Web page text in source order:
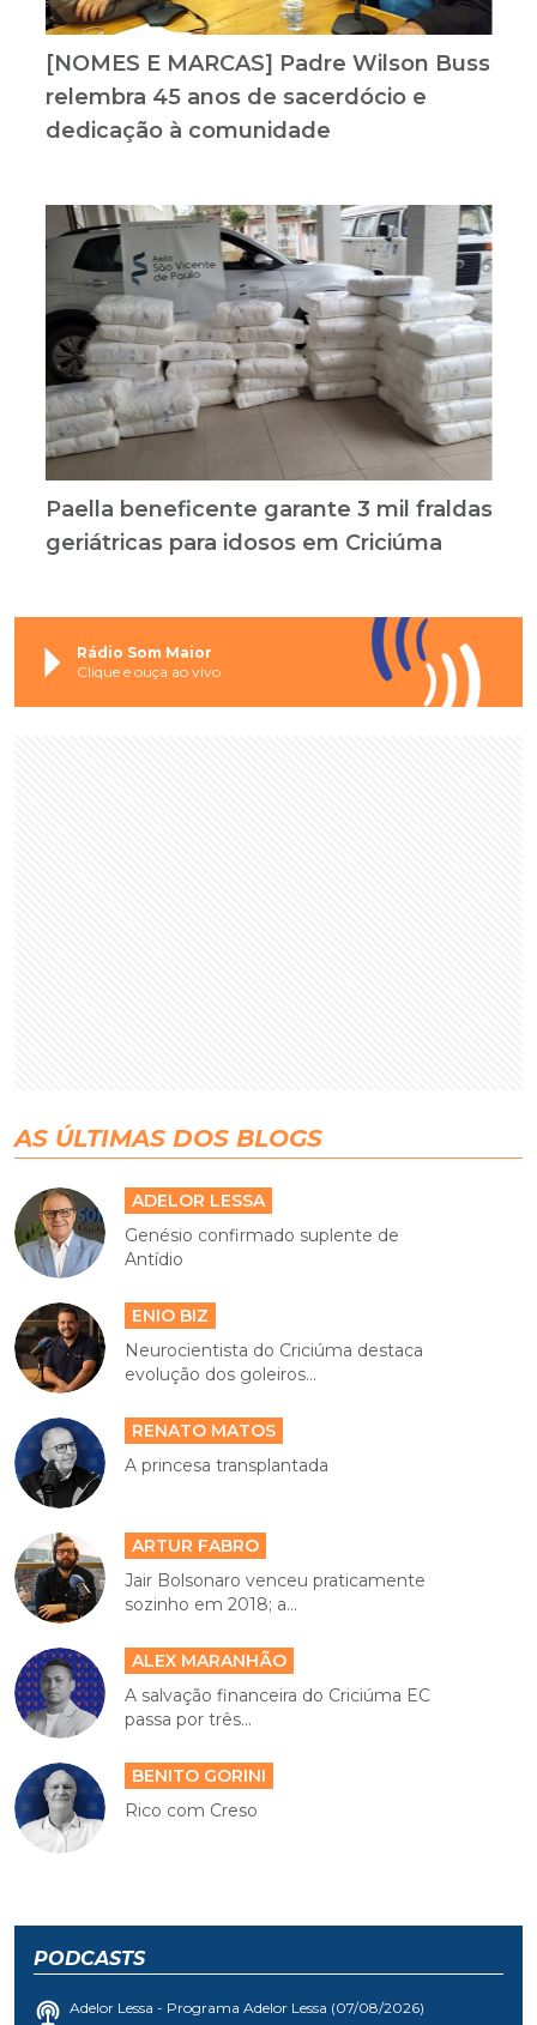
[NOMES E MARCAS] Padre Wilson Buss
relembra 45 anos de sacerdócio e
dedicação à comunidade
Paella beneficente garante 3 mil fraldas
geriátricas para idosos em Criciúma
Rádio Som Maior
Clique e ouça ao vivo
AS ÚLTIMAS DOS BLOGS
ADELOR LESSA
Genésio confirmado suplente de
Antídio
ENIO BIZ
Neurocientista do Criciúma destaca
evolução dos goleiros...
RENATO MATOS
A princesa transplantada
ARTUR FABRO
Jair Bolsonaro venceu praticamente
sozinho em 2018; a...
ALEX MARANHÃO
A salvação financeira do Criciúma EC
passa por três...
BENITO GORINI
Rico com Creso
PODCASTS
Adelor Lessa - Programa Adelor Lessa (07/08/2026)